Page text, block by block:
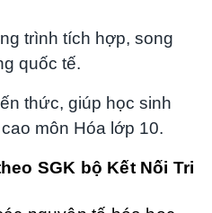
trình tích hợp, song
quốc tế.
thức, giúp học sinh
môn Hóa lớp 10.
SGK bộ Kết Nối Tri